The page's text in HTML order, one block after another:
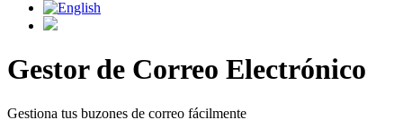
Gestor de Correo Electrónico
Gestiona tus buzones de correo fácilmente